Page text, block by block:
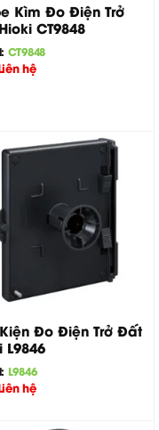
Kìm Đo Điện Trở
CT9848
CT9848
hệ
Đo Điện Trở Đất
L9846
L9846
hệ